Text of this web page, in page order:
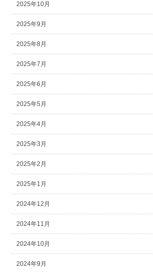
2025年10月
2025年9月
2025年8月
2025年7月
2025年6月
2025年5月
2025年4月
2025年3月
2025年2月
2025年1月
2024年12月
2024年11月
2024年10月
2024年9月